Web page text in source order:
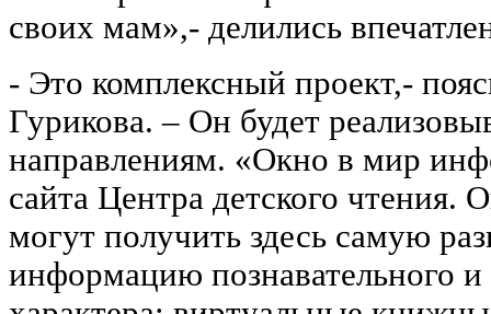
своих мам»,- делились
- Это комплексный проект,-
Гурикова. – Он будет
направлениям. «Окно в мир
сайта Центра детского чтения.
могут получить здесь самую
информацию познавательного и